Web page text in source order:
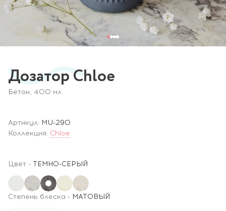
Дозатор Chloe
Бетон, 400 мл
Артикул: MU-290
Коллекция: Chloe
Цвет - ТЕМНО-СЕРЫЙ
Степень блеска - МАТОВЫЙ